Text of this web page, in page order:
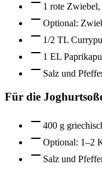
1 rote
Optional:
1/2 TL
1 EL
Salz und
Für die
400 g
Optional: 1–2
Salz und